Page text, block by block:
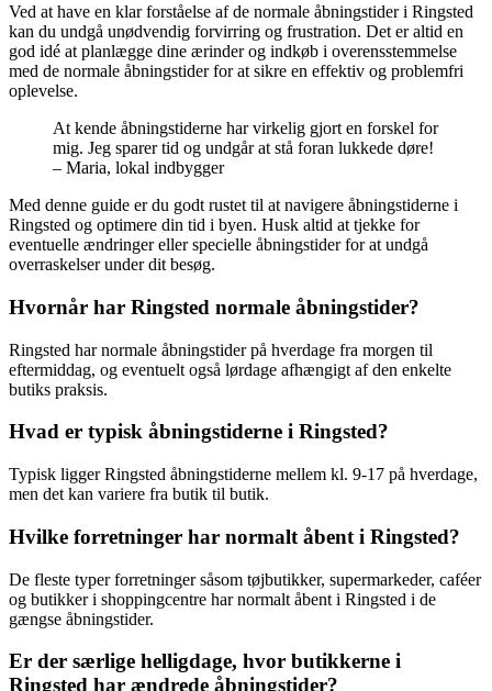
Ved at have en klar forståelse af de normale åbningstider i Ringsted
kan du undgå unødvendig forvirring og frustration. Det er altid en
god idé at planlægge dine ærinder og indkøb i overensstemmelse
med de normale åbningstider for at sikre en effektiv og problemfri
oplevelse.
At kende åbningstiderne har virkelig gjort en forskel for
mig. Jeg sparer tid og undgår at stå foran lukkede døre!
– Maria, lokal indbygger
Med denne guide er du godt rustet til at navigere åbningstiderne i
Ringsted og optimere din tid i byen. Husk altid at tjekke for
eventuelle ændringer eller specielle åbningstider for at undgå
overraskelser under dit besøg.
Hvornår har Ringsted normale åbningstider?
Ringsted har normale åbningstider på hverdage fra morgen til
eftermiddag, og eventuelt også lørdage afhængigt af den enkelte
butiks praksis.
Hvad er typisk åbningstiderne i Ringsted?
Typisk ligger Ringsted åbningstiderne mellem kl. 9-17 på hverdage,
men det kan variere fra butik til butik.
Hvilke forretninger har normalt åbent i Ringsted?
De fleste typer forretninger såsom tøjbutikker, supermarkeder, caféer
og butikker i shoppingcentre har normalt åbent i Ringsted i de
gængse åbningstider.
Er der særlige helligdage, hvor butikkerne i
Ringsted har ændrede åbningstider?